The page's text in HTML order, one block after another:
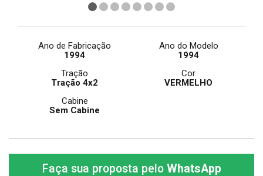
Ano de Fabricação
1994
Ano do Modelo
1994
Tração
Tração 4x2
Cor
VERMELHO
Cabine
Sem Cabine
Faça sua proposta pelo WhatsApp